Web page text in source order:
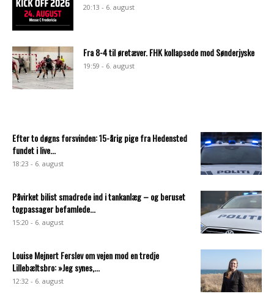
20:13 - 6. august
Fra 8-4 til øretæver. FHK kollapsede mod Sønderjyske
19:59 - 6. august
Efter to døgns forsvinden: 15-årig pige fra Hedensted
fundet i live...
18:23 - 6. august
Påvirket bilist smadrede ind i tankanlæg – og beruset
togpassager befamlede...
15:20 - 6. august
Louise Mejnert Ferslev om vejen mod en tredje
Lillebæltsbro: »Jeg synes,...
12:32 - 6. august